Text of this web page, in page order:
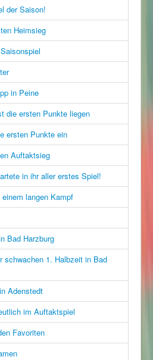
der Saison!
Heimsieg
in Peine
die ersten Punkte liegen
ersten Punkte ein
Auftaktsieg
in ihr aller erstes Spiel!
langen Kampf
Bad Harzburg
schwachen 1. Halbzeit in Bad
Adenstedt
im Auftaktspiel
Favoriten